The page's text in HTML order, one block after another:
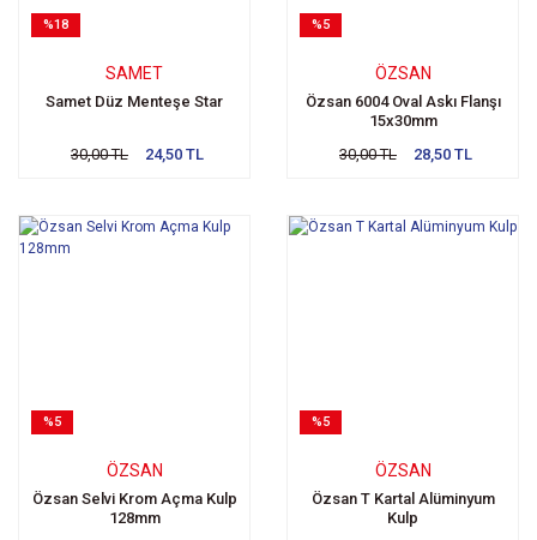
%18
SAMET
Samet Düz Menteşe Star
30,00 TL 24,50 TL
%5
ÖZSAN
Özsan 6004 Oval Askı Flanşı
15x30mm
30,00 TL
28,50 TL
%5
ÖZSAN
Özsan Selvi Krom Açma Kulp
128mm
%5
ÖZSAN
Özsan T Kartal Alüminyum
Kulp